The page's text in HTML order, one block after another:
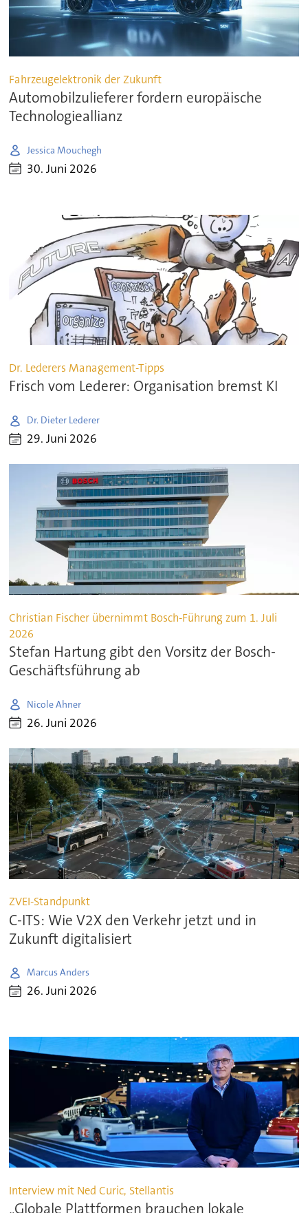
Fahrzeugelektronik der Zukunft
Automobilzulieferer fordern europäische
Technologieallianz
Jessica Mouchegh
30. Juni 2026
Dr. Lederers Management-Tipps
Frisch vom Lederer: Organisation bremst KI
Dr. Dieter Lederer
29. Juni 2026
Christian Fischer übernimmt Bosch-Führung zum 1. Juli
2026
Stefan Hartung gibt den Vorsitz der Bosch-
Geschäftsführung ab
Nicole Ahner
26. Juni 2026
ZVEI-Standpunkt
C-ITS: Wie V2X den Verkehr jetzt und in
Zukunft digitalisiert
Marcus Anders
26. Juni 2026
Interview mit Ned Curic, Stellantis
„Globale Plattformen brauchen lokale